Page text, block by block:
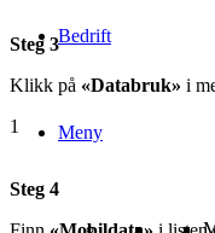
Bedrift
Meny
Steg 3
Klikk på «Databruk» i
1
Steg 4